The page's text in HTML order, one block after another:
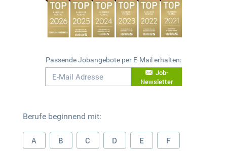
Passende Jobangebote per E-Mail erhalten:
Job-
Newsletter
Berufe beginnend mit:
A B C D E F